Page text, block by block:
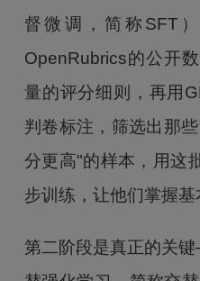
督微调，简称SFT
OpenRubrics的公开
量的评分细则，再用
判卷标注，筛选出那
分更高"的样本，用这
步训练，让他们掌握基
第二阶段是真正的关